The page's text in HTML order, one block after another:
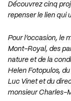
Découvrez cinq
repenser le lien qui
Pour l’occasion, le
Mont-Royal, des
nature et de la
Helen Fotopulos,
Luc Vinet et du
monsieur Charles-